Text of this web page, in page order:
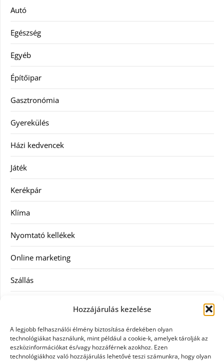
Hozzájárulás kezelése
A legjobb felhasználói élmény biztosítása érdekében olyan
technológiákat használunk, mint például a cookie-k, amelyek tárolják az
eszközinformációkat és/vagy hozzáférnek azokhoz. Ezen
technológiákhoz való hozzájárulás lehetővé teszi számunkra, hogy olyan
Autó
Egészség
Egyéb
Építőipar
Gasztronómia
Gyerekülés
Házi kedvencek
Játék
Kerékpár
Klíma
Nyomtató kellékek
Online marketing
Szállás
Szellőztető
Szolgáltatás